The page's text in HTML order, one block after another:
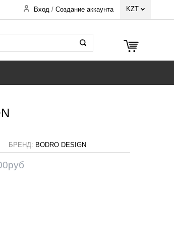
Вход / Создание аккаунта KZT
БРЕНД: BODRO DESIGN
руб